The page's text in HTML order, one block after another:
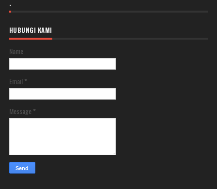
.
HUBUNGI KAMI
Name
Email *
Message *